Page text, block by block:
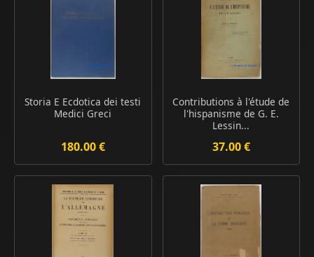
Storia E Ecdotica dei testi
Medici Greci
180.00 €
Contributions à l'étude de
l'hispanisme de G. E.
Lessin...
37.00 €